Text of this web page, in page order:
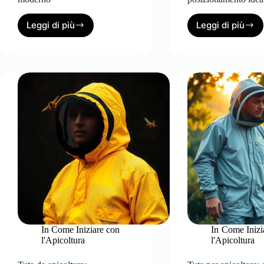
Leggi di più
Arnia
pratica
l’apicoltore
moderno
Leggi di più
Arnie
tra
modelli,
materiali
e
ideale
In Come Iniziare con
l'Apicoltura
In Come
l'Apicoltura